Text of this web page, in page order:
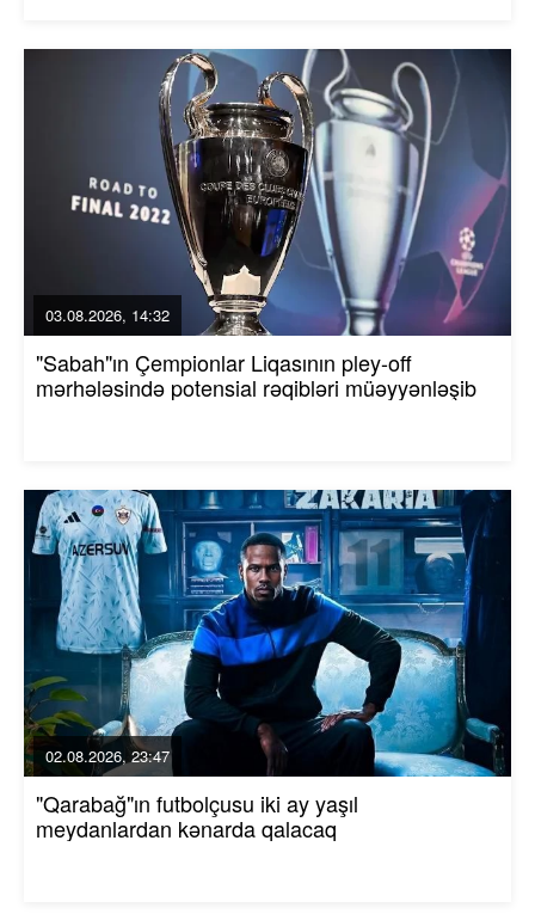
03.08.2026, 14:32
"Sabah"ın Çempionlar Liqasının pley-off
mərhələsində potensial rəqibləri müəyyənləşib
02.08.2026, 23:47
"Qarabağ"ın futbolçusu iki ay yaşıl
meydanlardan kənarda qalacaq